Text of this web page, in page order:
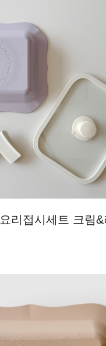
리접시세트 크림&